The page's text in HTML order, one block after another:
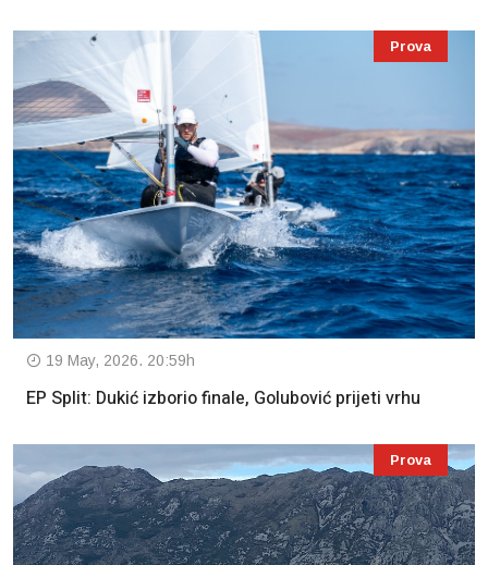
Prova
19 May, 2026. 20:59h
EP Split: Dukić izborio finale, Golubović prijeti vrhu
Prova